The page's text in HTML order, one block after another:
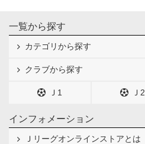
一覧から探す
カテゴリから探す
クラブから探す
Ｊ1 Ｊ2
インフォメーション
Ｊリーグオンラインストアとは